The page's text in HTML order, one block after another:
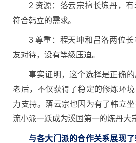
2.资源：落云宗擅长炼丹，有
符合韩立的需求。
3.尊重：程天坤和吕洛两位
友对待，没有等级压迫。
事实证明，这个选择是正确
老后，不仅获得了稳定的修炼环
力支持。落云宗也因为有了韩立
流小派一跃成为溪国第一的炼丹大
与各大门派的合作关系展现